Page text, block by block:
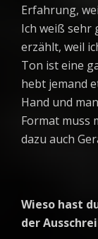
Erfahrung,
Ich weiß sehr
erzählt, weil
Ton ist eine
hebt jemand
Hand und
Format muss
dazu auch
Wieso hast
der